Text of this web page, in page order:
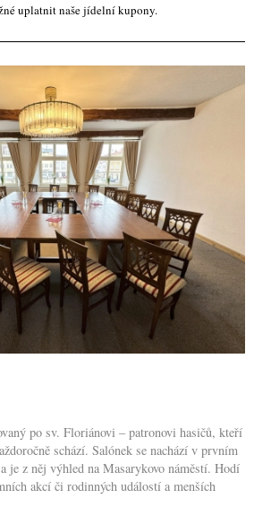
uplatnit naše jídelní kupony.
po sv. Floriánovi – patronovi hasičů, kteří
schází. Salónek se nachází v prvním
je z něj výhled na Masarykovo náměstí. Hodí
akcí či rodinných událostí a menších